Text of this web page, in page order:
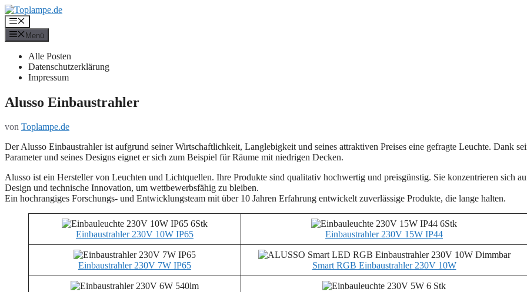
Zum
Inhalt
springen
Menü
Menü
Alle Posten
Datenschutzerklärung
Impressum
Alusso Einbaustrahler
von Toplampe.de
Der Alusso Einbaustrahler ist aufgrund seiner Wirtschaftlichkeit, Langlebigkeit und seines attraktiven Preises eine gefragte Leuchte. Dank
Parameter und seines Designs eignet er sich zum Beispiel für Räume mit niedrigen Decken.
Alusso ist ein Hersteller von Leuchten und Lichtquellen. Ihre Produkte sind qualitativ hochwertig und preisgünstig. Sie konzentrieren sich
Design und technische Innovation, um wettbewerbsfähig zu bleiben.
Ein hochrangiges Forschungs- und Entwicklungsteam mit über 10 Jahren Erfahrung entwickelt zuverlässige Produkte, die lange halten.
Einbaustrahler 230V 10W IP65 Einbaustrahler 230V 15W IP44
Einbaustrahler 230V 7W IP65 Smart RGB Einbaustrahler 230V 10W